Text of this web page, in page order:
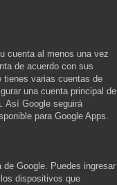
cuenta al menos una vez
de acuerdo con sus
tienes varias cuentas de
una cuenta principal de
Así Google seguirá
para Google Apps.
Google. Puedes ingresar
dispositivos que